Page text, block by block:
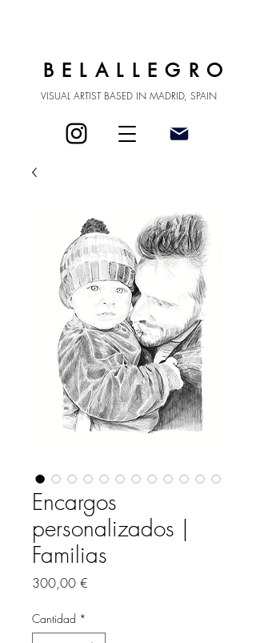
BELALLEGRO
VISUAL ARTIST BASED IN MADRID, SPAIN
Encargos
personalizados |
Familias
300,00 €
Cantidad *